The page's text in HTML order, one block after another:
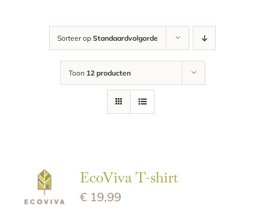
Sorteer op Standaardvolgorde
Toon 12 producten
EcoViva T-shirt
€19,99